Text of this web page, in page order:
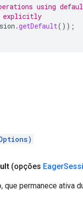
using
explicitly
.getDefault());
(opções Eager
permanece ativa